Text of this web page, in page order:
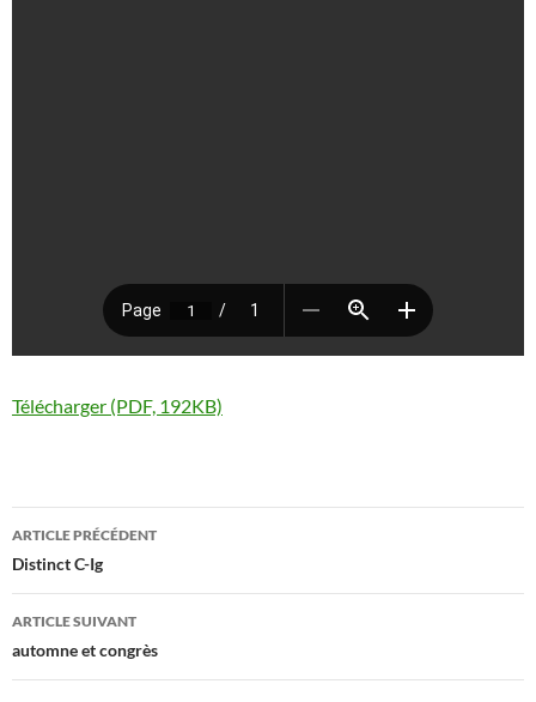
Télécharger (PDF, 192KB)
Navigation
des
articles
ARTICLE PRÉCÉDENT
Distinct C-Ig
ARTICLE SUIVANT
automne et congrès